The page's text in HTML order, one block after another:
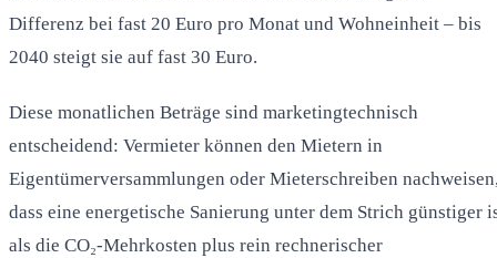
Differenz bei fast 20 Euro pro Monat und Wohneinheit – bis
2040 steigt sie auf fast 30 Euro.
Diese monatlichen Beträge sind marketingtechnisch
entscheidend: Vermieter können den Mietern in
Eigentümerversammlungen oder Mieterschreiben
dass eine energetische Sanierung unter dem Strich günstiger
als die CO₂-Mehrkosten plus rein rechnerischer